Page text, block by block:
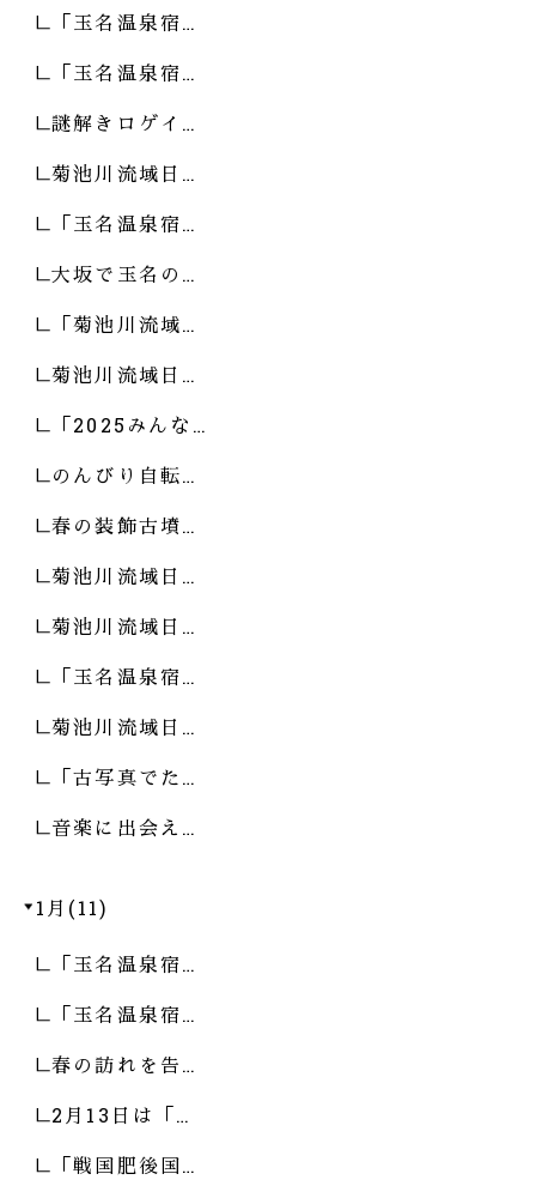
「玉名温泉宿…
「玉名温泉宿…
謎解きロゲイ…
菊池川流域日…
「玉名温泉宿…
大坂で玉名の…
「菊池川流域…
菊池川流域日…
「2025みんな…
のんびり自転…
春の装飾古墳…
菊池川流域日…
菊池川流域日…
「玉名温泉宿…
菊池川流域日…
「古写真でた…
音楽に出会え…
1月(11)
「玉名温泉宿…
「玉名温泉宿…
春の訪れを告…
2月13日は「…
「戦国肥後国…